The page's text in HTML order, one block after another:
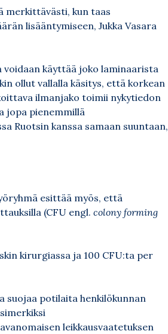
merkittävästi, kun taas
lisääntymiseen, Jukka Vasara
voidaan käyttää joko laminaarista
ollut vallalla käsitys, että korkean
ilmanjako toimii nykytiedon
jopa pienemmillä
Ruotsin kanssa samaan suuntaan,
esittää myös, että
(CFU engl. colony forming
kirurgiassa ja 100 CFU:ta per
suojaa potilaita henkilökunnan
leikkausvaatetuksen